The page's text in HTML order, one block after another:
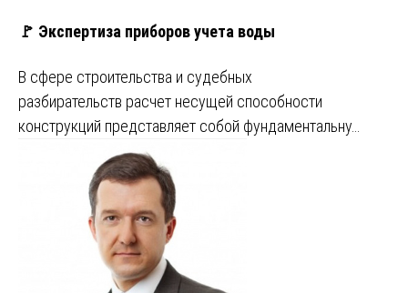
🚩 Экспертиза приборов учета воды
В сфере строительства и судебных
разбирательств расчет несущей способности
конструкций представляет собой фундаментальну…